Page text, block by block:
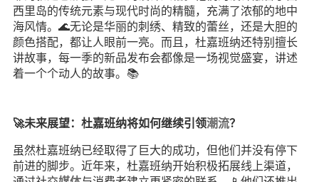
西里岛的传统元素与现代时尚的精髓，充满了浓郁的地中
海风情。🌊无论是华丽的刺绣、精致的蕾丝，还是大胆的
颜色搭配，都让人眼前一亮。而且，杜嘉班纳还特别擅长
讲故事，每一季的新品发布会都像是一场视觉盛宴，讲述
着一个个动人的故事。📚
🚀未来展望：杜嘉班纳将如何继续引领潮流？
虽然杜嘉班纳已经取得了巨大的成功，但他们并没有停下
前进的脚步。近年来，杜嘉班纳开始积极拓展线上渠道，